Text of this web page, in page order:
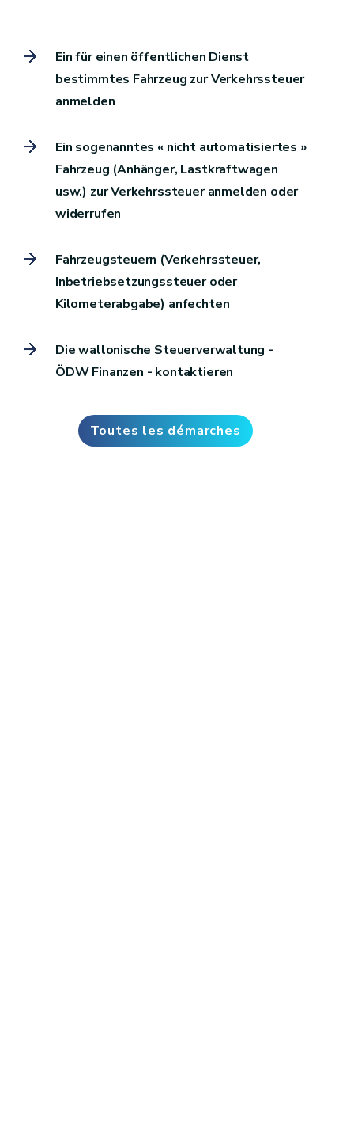
Ein für einen öffentlichen Dienst
bestimmtes Fahrzeug zur Verkehrssteuer
anmelden
Ein sogenanntes « nicht automatisiertes »
Fahrzeug (Anhänger, Lastkraftwagen
usw.) zur Verkehrssteuer anmelden oder
widerrufen
Fahrzeugsteuern (Verkehrssteuer,
Inbetriebsetzungssteuer oder
Kilometerabgabe) anfechten
Die wallonische Steuerverwaltung -
ÖDW Finanzen - kontaktieren
Toutes les démarches